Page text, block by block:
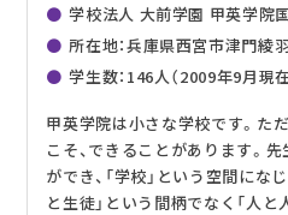
学校法人 大前学園 甲英学院
所在地：兵庫県西宮市津門綾
学生数：146人（2009年9月現在
甲英学院は小さな学校です。た
こそ、できることがあります。
ができ、「学校」という空間にな
と生徒」という間柄でなく「人と